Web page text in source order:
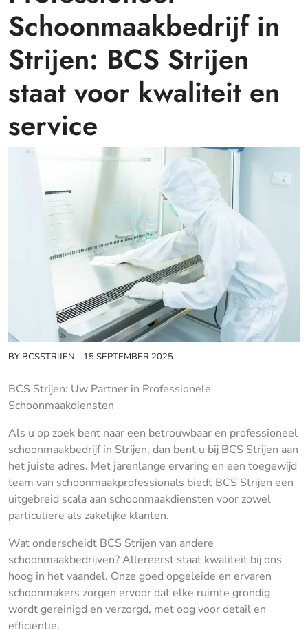
Schoonmaakbedrijf in
Strijen: BCS Strijen
staat voor kwaliteit en
service
BY BCSSTRIJEN 15 SEPTEMBER 2025
BCS Strijen: Uw Partner in Professionele
Schoonmaakdiensten
Als u op zoek bent naar een betrouwbaar en professioneel
schoonmaakbedrijf in Strijen, dan bent u bij BCS Strijen aan
het juiste adres. Met jarenlange ervaring en een toegewijd
team van schoonmaakprofessionals biedt BCS Strijen een
uitgebreid scala aan schoonmaakdiensten voor zowel
particuliere als zakelijke klanten.
Wat onderscheidt BCS Strijen van andere
schoonmaakbedrijven? Allereerst staat kwaliteit bij ons
hoog in het vaandel. Onze goed opgeleide en ervaren
schoonmakers zorgen ervoor dat elke ruimte grondig
wordt gereinigd en verzorgd, met oog voor detail en
efficiëntie.